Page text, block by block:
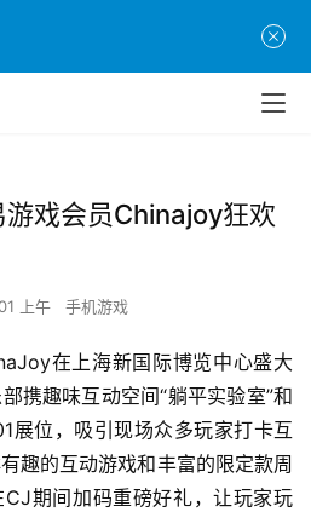
戏会员Chinajoy狂欢
上午 手机游戏
在上海新国际博览中心盛大
携趣味互动空间“躺平实验室”和
展位，吸引现场众多玩家打卡互
趣的互动游戏和丰富的限定款周
期间加码重磅好礼，让玩家玩